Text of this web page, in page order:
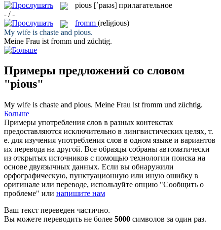
pious [ˈpaɪəs] прилагательное
- / -
fromm (religious)
My wife is chaste and pious.
Meine Frau ist fromm und züchtig.
Примеры предложений со словом
"pious"
My wife is chaste and pious. Meine Frau ist fromm und züchtig.
Больше
Примеры употребления слов в разных контекстах
предоставляются исключительно в лингвистических целях, т.
е. для изучения употребления слов в одном языке и вариантов
их перевода на другой. Все образцы собраны автоматически
из открытых источников с помощью технологии поиска на
основе двуязычных данных. Если вы обнаружили
орфографическую, пунктуационную или иную ошибку в
оригинале или переводе, используйте опцию "Сообщить о
проблеме" или напишите нам
Ваш текст переведен частично.
Вы можете переводить не более 5000 символов за один раз.